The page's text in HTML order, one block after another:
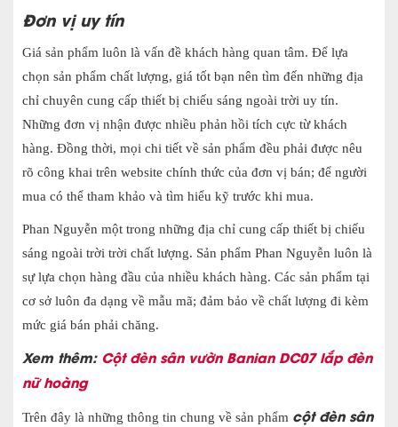
Đơn vị uy tín
Giá sản phẩm luôn là vấn đề khách hàng quan tâm. Để lựa
chọn sản phẩm chất lượng, giá tốt bạn nên tìm đến những địa
chỉ chuyên cung cấp thiết bị chiếu sáng ngoài trời uy tín.
Những đơn vị nhận được nhiều phản hồi tích cực từ khách
hàng. Đồng thời, mọi chi tiết về sản phẩm đều phải được nêu
rõ công khai trên website chính thức của đơn vị bán; để người
mua có thể tham khảo và tìm hiểu kỹ trước khi mua.
Phan Nguyễn một trong những địa chỉ cung cấp thiết bị chiếu
sáng ngoài trời trời chất lượng. Sản phẩm Phan Nguyễn luôn là
sự lựa chọn hàng đầu của nhiều khách hàng. Các sản phẩm tại
cơ sở luôn đa dạng về mẫu mã; đảm bảo về chất lượng đi kèm
mức giá bán phải chăng.
Xem thêm: Cột đèn sân vườn Banian DC07 lắp đèn
nữ hoàng
Trên đây là những thông tin chung về sản phẩm cột đèn sân